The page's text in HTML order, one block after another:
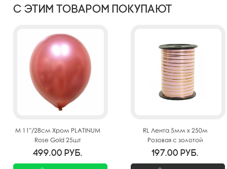
С этим товаром покупают
M 11"/28см Хром PLATINUM
Rose Gold 25шт
499.00 руб.
RL Лента 5мм x 250м
Розовая с золотой
полосой(Москва) А0547
197.00 руб.